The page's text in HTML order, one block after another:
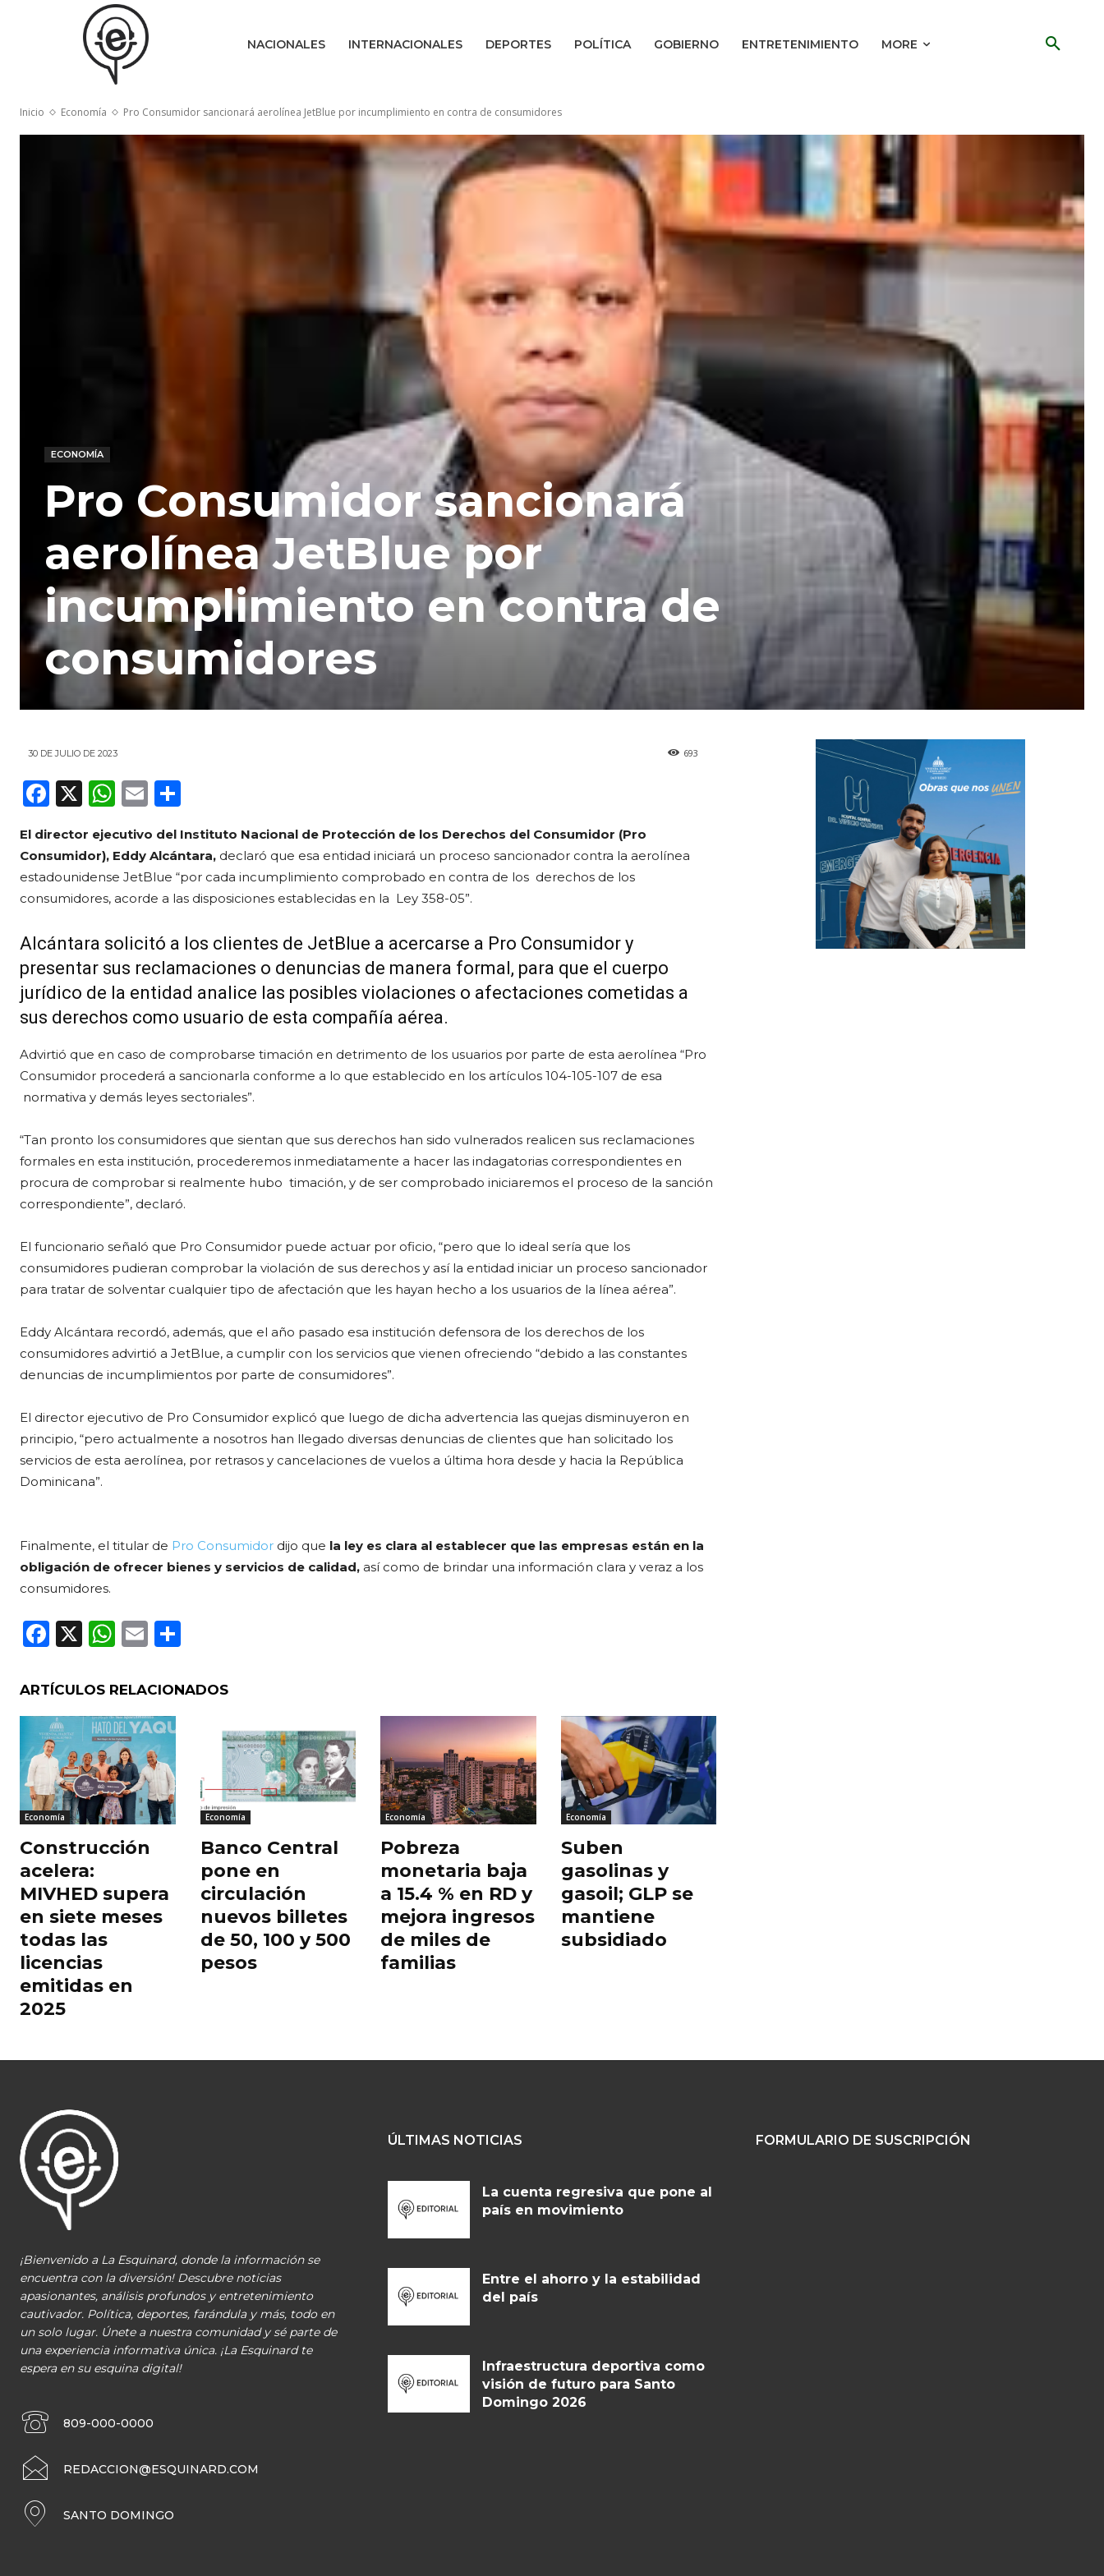
NACIONALES INTERNACIONALES DEPORTES POLÍTICA GOBIERNO ENTRETENIMIENTO MORE
Inicio Economía Pro Consumidor sancionará aerolínea JetBlue por incumplimiento en contra de consumidores
ECONOMÍA
Pro Consumidor sancionará
aerolínea JetBlue por
incumplimiento en contra de
consumidores
30 DE JULIO DE 2023 693
F
c
e
b
o
k
X
W
a
ts
A
p
E
ai
l
m
p
ar
r
El director ejecutivo del Instituto Nacional de Protección de los Derechos del Consumidor (Pro
Consumidor), Eddy Alcántara, declaró que esa entidad iniciará un proceso sancionador contra la aerolínea
estadounidense JetBlue “por cada incumplimiento comprobado en contra de los derechos de los
consumidores, acorde a las disposiciones establecidas en la Ley 358-05”.
Alcántara solicitó a los clientes de JetBlue a acercarse a Pro Consumidor y
presentar sus reclamaciones o denuncias de manera formal, para que el cuerpo
jurídico de la entidad analice las posibles violaciones o afectaciones cometidas a
sus derechos como usuario de esta compañía aérea.
Advirtió que en caso de comprobarse timación en detrimento de los usuarios por parte de esta aerolínea “Pro
Consumidor procederá a sancionarla conforme a lo que establecido en los artículos 104-105-107 de esa
normativa y demás leyes sectoriales”.
“Tan pronto los consumidores que sientan que sus derechos han sido vulnerados realicen sus reclamaciones
formales en esta institución, procederemos inmediatamente a hacer las indagatorias correspondientes en
procura de comprobar si realmente hubo timación, y de ser comprobado iniciaremos el proceso de la sanción
correspondiente”, declaró.
El funcionario señaló que Pro Consumidor puede actuar por oficio, “pero que lo ideal sería que los
consumidores pudieran comprobar la violación de sus derechos y así la entidad iniciar un proceso sancionador
para tratar de solventar cualquier tipo de afectación que les hayan hecho a los usuarios de la línea aérea”.
Eddy Alcántara recordó, además, que el año pasado esa institución defensora de los derechos de los
consumidores advirtió a JetBlue, a cumplir con los servicios que vienen ofreciendo “debido a las constantes
denuncias de incumplimientos por parte de consumidores”.
El director ejecutivo de Pro Consumidor explicó que luego de dicha advertencia las quejas disminuyeron en
principio, “pero actualmente a nosotros han llegado diversas denuncias de clientes que han solicitado los
servicios de esta aerolínea, por retrasos y cancelaciones de vuelos a última hora desde y hacia la República
Dominicana”.
Finalmente, el titular de Pro Consumidor dijo que la ley es clara al establecer que las empresas están en la
obligación de ofrecer bienes y servicios de calidad, así como de brindar una información clara y veraz a los
consumidores.
F
c
e
b
o
o
k
X
W
a
ts
A
p
p
E
ai
l
m
ARTÍCULOS RELACIONADOS
Economía
Construcción
acelera:
MIVHED supera
en siete meses
todas las
licencias
emitidas en
2025
Economía
Banco Central
pone en
circulación
nuevos billetes
de 50, 100 y 500
pesos
Economía
Pobreza
monetaria baja
a 15.4 % en RD y
mejora ingresos
de miles de
familias
Economía
Suben
gasolinas y
gasoil; GLP se
mantiene
subsidiado
¡Bienvenido a La Esquinard, donde la información se
encuentra con la diversión! Descubre noticias
apasionantes, análisis profundos y entretenimiento
cautivador. Política, deportes, farándula y más, todo en
un solo lugar. Únete a nuestra comunidad y sé parte de
una experiencia informativa única. ¡La Esquinard te
espera en su esquina digital!
809-000-0000
REDACCION@ESQUINARD.COM
SANTO DOMINGO
ÚLTIMAS NOTICIAS
La cuenta regresiva que pone al
país en movimiento
Entre el ahorro y la estabilidad
del país
Infraestructura deportiva como
visión de futuro para Santo
Domingo 2026
FORMULARIO DE SUSCRIPCIÓN